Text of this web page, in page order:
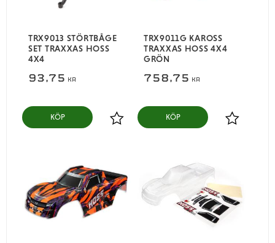
TRX9013 STÖRTBÅGE
SET TRAXXAS HOSS
4X4
93,75 KR
Lägg till i favoriter
KÖP
TRX9011G KAROSS
TRAXXAS HOSS 4X4
GRÖN
758,75 KR
Lägg till i
KÖP